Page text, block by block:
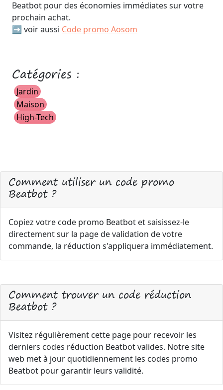
Beatbot pour des économies immédiates sur votre
prochain achat.
➡️ voir aussi Code promo Aosom
Catégories :
Jardin
Maison
High-Tech
Comment utiliser un code promo
Beatbot ?
Copiez votre code promo Beatbot et saisissez-le
directement sur la page de validation de votre
commande, la réduction s'appliquera immédiatement.
Comment trouver un code réduction
Beatbot ?
Visitez régulièrement cette page pour recevoir les
derniers codes réduction Beatbot valides. Notre site
web met à jour quotidiennement les codes promo
Beatbot pour garantir leurs validité.